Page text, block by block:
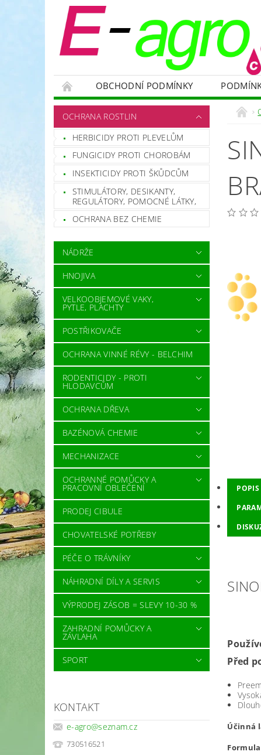
OBCHODNÍ PODMÍNKY
NÁDRŽE
HNOJIVA
RODENTICIDY - PROTI HLODAVCŮM
OCHRANNÉ POMŮCKY A PRACOVNÍ OBLEČENÍ
NÁHRADNÍ DÍLY A SERVIS
OCHRANA ROSTLIN
HERBICIDY PROTI PLEVELŮM
FUNGICIDY PROTI CHOROBÁM
INSEKTICIDY PROTI ŠKŮDCŮM
STIMULÁTORY, DESIKANTY,
REGULÁTORY, POMOCNÉ LÁTKY,
OCHRANA BEZ CHEMIE
NÁDRŽE
HNOJIVA
VELKOOBJEMOVÉ VAKY,
PYTLE, PLACHTY
POSTŘIKOVAČE
OCHRANA VINNÉ RÉVY - BELCHIM
RODENTICIDY - PROTI
HLODAVCŮM
OCHRANA DŘEVA
BAZÉNOVÁ CHEMIE
MECHANIZACE
OCHRANNÉ POMŮCKY A
PRACOVNÍ OBLEČENÍ
PRODEJ CIBULE
CHOVATELSKÉ POTŘEBY
PÉČE O TRÁVNÍKY
NÁHRADNÍ DÍLY A SERVIS
VÝPRODEJ ZÁSOB = SLEVY 10-30 %
ZAHRADNÍ POMŮCKY A
ZÁVLAHA
SPORT
KONTAKT
e-agro@seznam.cz
730516521
POPIS
Před
Účinná